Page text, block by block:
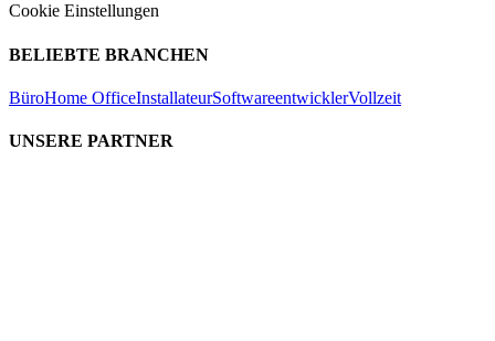
Cookie Einstellungen
BELIEBTE BRANCHEN
BüroHome OfficeInstallateurSoftwareentwicklerVollzeit
UNSERE PARTNER